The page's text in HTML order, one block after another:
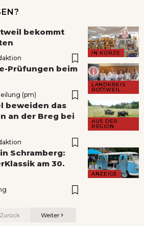
IN KÜRZE
bekommt
LANDKREIS
ROTTWEIL
Prüfungen beim
(pm)
AUS DER
REGION
beweiden das
an der Breg bei
ANZEIGE
Schramberg:
am 30.
Zurück Weiter